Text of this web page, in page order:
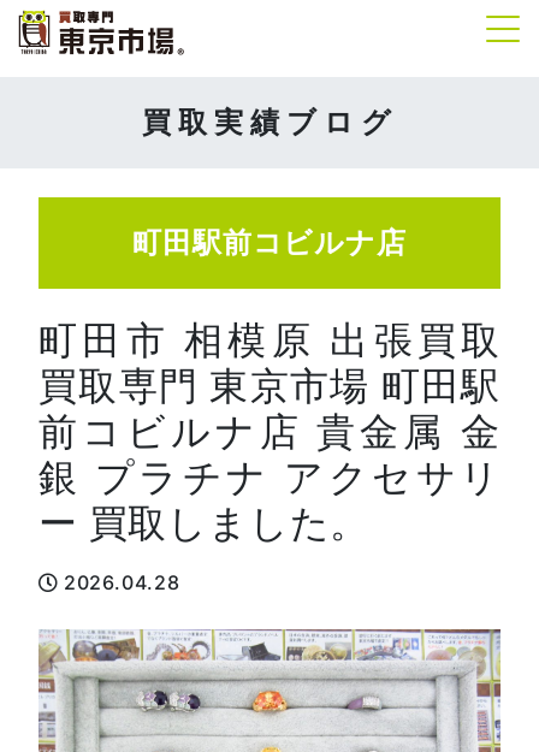
買取実績ブログ
町田駅前コビルナ店
町田市 相模原 出張買取
買取専門 東京市場 町田駅
前コビルナ店 貴金属 金
銀 プラチナ アクセサリ
ー 買取しました。
2026.04.28